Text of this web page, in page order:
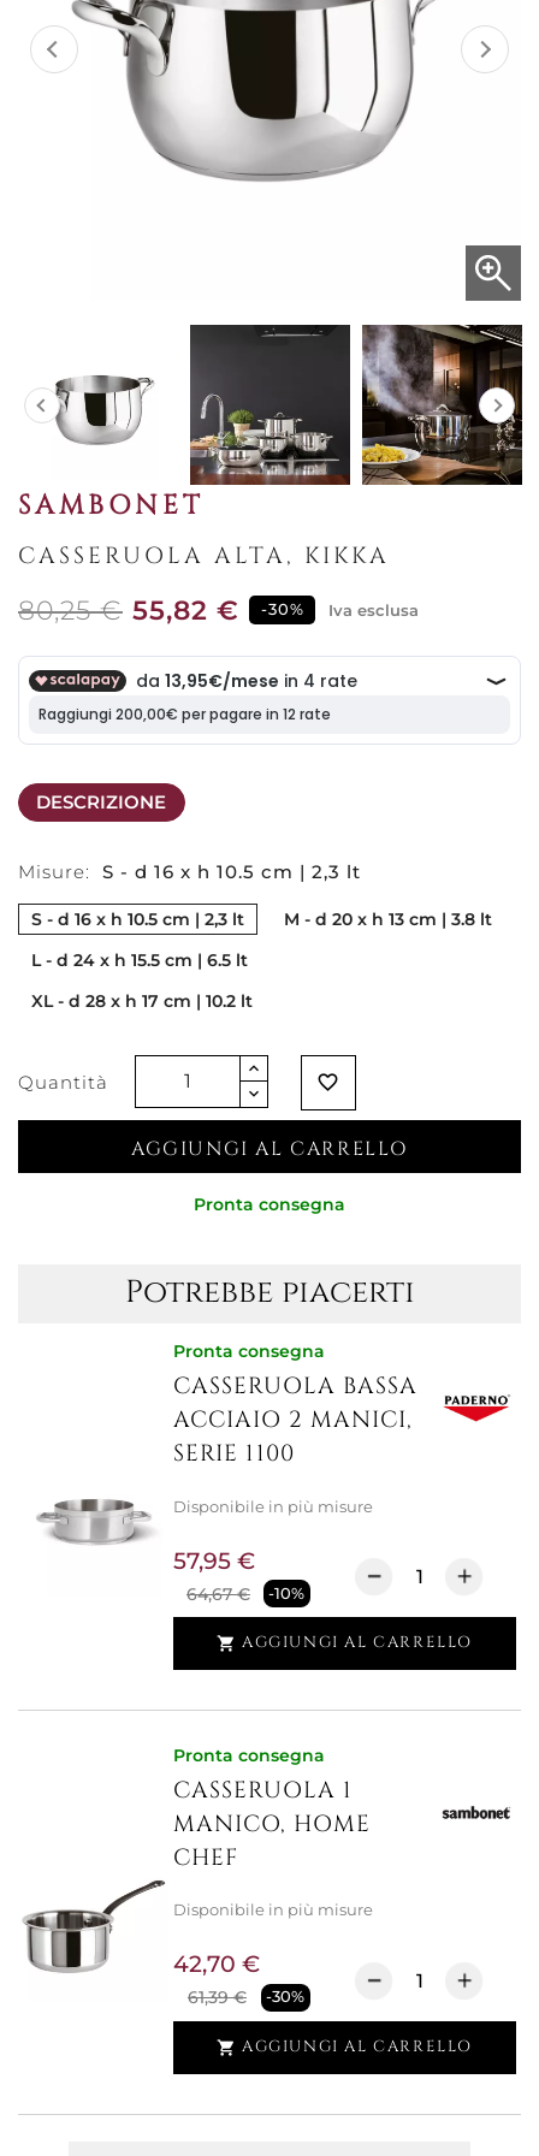
SAMBONET
CASSERUOLA ALTA, KIKKA
80,25 € 55,82 € -30% Iva esclusa
DESCRIZIONE
Misure: S - d 16 x h 10.5 cm | 2,3 lt
S - d 16 x h 10.5 cm | 2,3 lt
M - d 20 x h 13 cm | 3.8 lt
L - d 24 x h 15.5 cm | 6.5 lt
XL - d 28 x h 17 cm | 10.2 lt
Quantità favorite_border
AGGIUNGI AL CARRELLO
Pronta consegna
Potrebbe piacerti
Pronta consegna
CASSERUOLA BASSA
ACCIAIO 2 MANICI,
SERIE 1100
Disponibile in più misure
64,67 € -10%
57,95 €
 AGGIUNGI AL CARRELLO
Pronta consegna
CASSERUOLA 1
MANICO, HOME
CHEF
Disponibile in più misure
61,39 € -30%
42,70 €
 AGGIUNGI AL CARRELLO